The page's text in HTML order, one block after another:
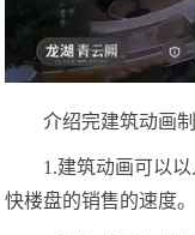
介绍完建筑动画
1.建筑动画可以
快楼盘的销售的速度。